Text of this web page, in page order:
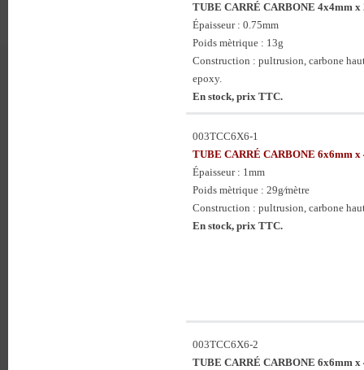
TUBE CARRÉ CARBONE 4x4mm x
Épaisseur : 0.75mm
Poids mètrique : 13g
Construction : pultrusion, carbone
epoxy.
En stock, prix TTC.
003TCC6X6-1
TUBE CARRÉ CARBONE 6x6mm
Épaisseur : 1mm
Poids mètrique : 29g⁄mètre
Construction : pultrusion, carbone
En stock, prix TTC.
003TCC6X6-2
TUBE CARRÉ CARBONE 6x6mm